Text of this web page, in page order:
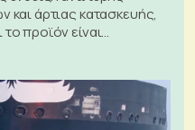
και άρτιας κατασκευής,
προϊόν είναι